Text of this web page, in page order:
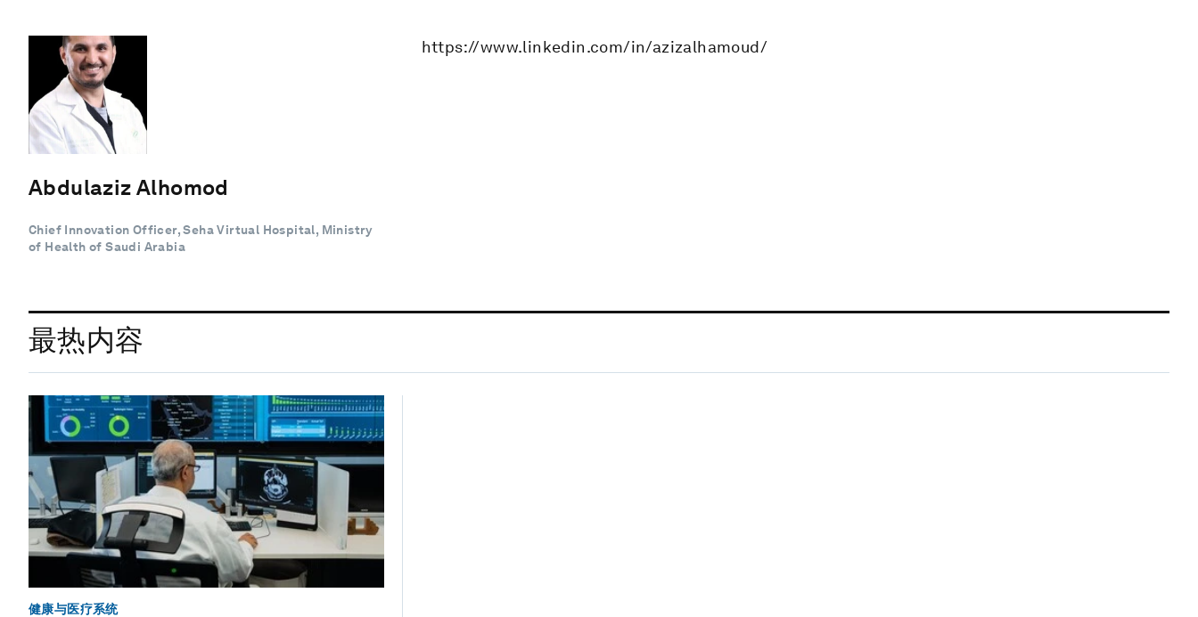
Abdulaziz Alhomod
Chief Innovation Officer, Seha Virtual Hospital, Ministry
of Health of Saudi Arabia
https://www.linkedin.com/in/azizalhamoud/
最热内容
健康与医疗系统